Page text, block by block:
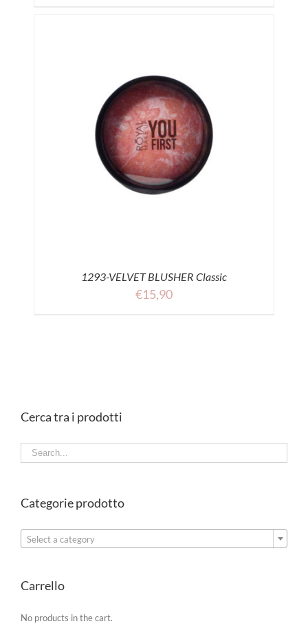
1293-VELVET BLUSHER Classic
€15,90
Cerca tra i prodotti
Categorie prodotto
Select a category
Carrello
No products in the cart.